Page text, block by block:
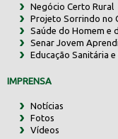
Negócio Certo Rural
Projeto Sorrindo no
Saúde do Homem e
Senar Jovem
Educação Sanitária
IMPRENSA
Notícias
Fotos
Vídeos